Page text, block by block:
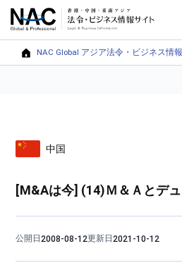
NAC Global アジア法令・ビジネス情
中国
[M&Aは今] (14)Ｍ＆Ａとデ
公開日2008-08-12更新日2021-10-12